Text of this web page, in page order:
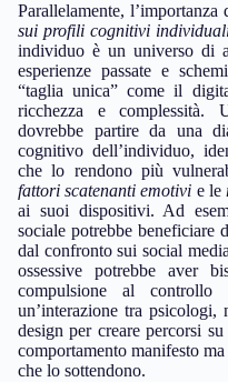
Parallelamente, l’importanza
sui profili cognitivi
individuo è un universo di
esperienze passate e
“taglia unica” come il
ricchezza e complessità.
dovrebbe partire da una
cognitivo dell’individuo,
che lo rendono più
fattori scatenanti emotivi e le
ai suoi dispositivi. Ad
sociale potrebbe beneficiare
dal confronto sui social
ossessive potrebbe aver
compulsione al controllo
un’interazione tra
design per creare percorsi
comportamento manifesto
che lo sottendono.